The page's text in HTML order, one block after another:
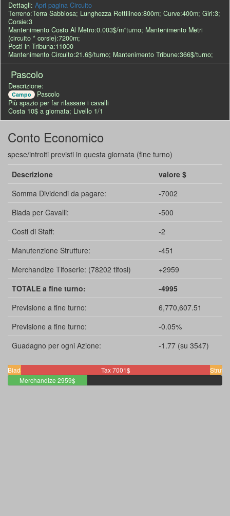
Dettagli: Apri pagina Circuito
Terreno:Terra Sabbiosa; Lunghezza Rettilineo:800m; Curve:400m; Giri:3;
Corsie:3
Mantenimento Costo Al Metro:0.003$/m*turno; Mantenimento Metri
(circuito * corsie):7200m;
Posti in Tribuna:11000
Mantenimento Circuito:21.6$/turno; Mantenimento Tribune:366$/turno;
Pascolo
Descrizione:
Campo
Pascolo
Più spazio per far rilassare i cavalli
Costa 10$ a giornata; Livello 1/1
Conto Economico
spese/introiti previsti in questa giornata (fine turno)
Descrizione
valore $
Somma Dividendi da pagare:
-7002
Biada per Cavalli:
-500
Costi di Staff:
-2
Manutenzione Strutture:
-451
Merchandize Tifoserie: (78202 tifosi)
+2959
TOTALE a fine turno:
-4995
Previsione a fine turno:
6,770,607.51
Previsione a fine turno:
-0.05%
Guadagno per ogni Azione:
-1.77 (su 3547)
Biada
500$2$
Tax 7001$
Merchandize 2959$